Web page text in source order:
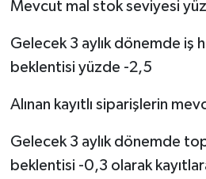
Mevcut mal stok seviyesi
Gelecek 3 aylık dönemde iş
beklentisi yüzde -2,5
Alınan kayıtlı siparişlerin
Gelecek 3 aylık dönemde
beklentisi -0,3 olarak